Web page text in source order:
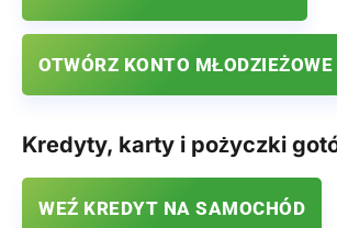
OTWÓRZ KONTO MŁODZIEŻOWE
Kredyty, karty i pożyczki
WEŹ KREDYT NA SAMOCHÓD